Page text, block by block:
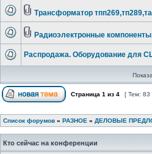
Трансформатор
Радиоэлектронные
Распродажа. Оборудование для
Страница 1 из 4 [ Тем: 83
Список форумов » РАЗНОЕ » ДЕЛОВЫЕ
Кто сейчас на конференции